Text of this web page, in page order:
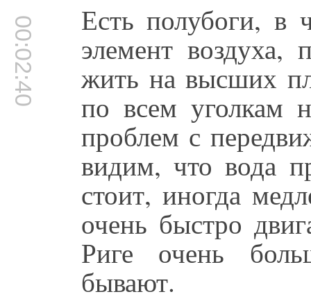
00:02:40 Есть полубоги, в
элемент воздуха,
жить на высших
по всем уголкам
проблем с
видим, что вода
стоит, иногда
очень быстро
Риге очень
бывают.